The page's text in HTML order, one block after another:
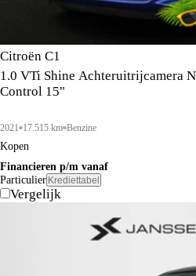
Citroën C1
1.0 VTi Shine Achteruitrijcamera
Control 15"
2021 17.515 km Benzine
Kopen
Financieren p/m vanaf
Particulier Krediettabel
Vergelijk